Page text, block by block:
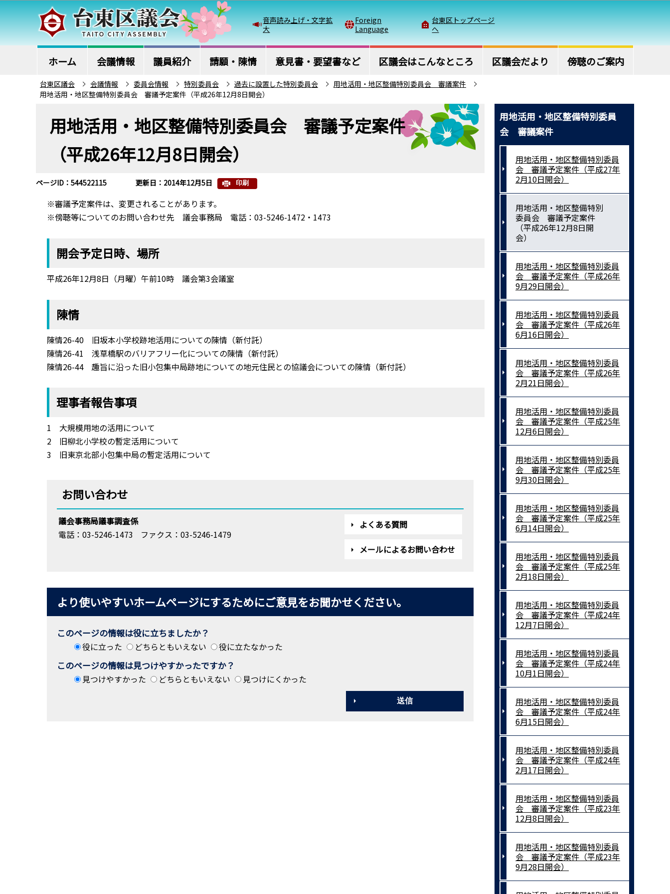
こ
の
ペ
ー
このページの本文へ移動
音声読み上げ・文字拡
大
Foreign
Language
台東区トップページ
へ
ホーム 会議情報 議員紹介 請願・陳情 意見書・要望書など 区議会はこんなところ 区議会だより 傍聴のご案内
台東区議会 会議情報 委員会情報 特別委員会 過去に設置した特別委員会
用地活用・地区整備特別委員会 審議案件
用地活用・地区整備特別委員会 審議予定案件（平成26年12月8日開会）
ら
用地活用・地区整備特別委員会 審議予定案件
（平成26年12月8日開会）
ページID：544522115 更新日：2014年12月5日 印刷
※審議予定案件は、変更されることがあります。
※傍聴等についてのお問い合わせ先 議会事務局 電話：03-5246-1472・1473
開会予定日時、場所
平成26年12月8日（月曜）午前10時 議会第3会議室
陳情
陳情26-40 旧坂本小学校跡地活用についての陳情（新付託）
陳情26-41 浅草橋駅のバリアフリー化についての陳情（新付託）
陳情26-44 趣旨に沿った旧小包集中局跡地についての地元住民との協議会についての陳情（新付託）
理事者報告事項
1 大規模用地の活用について
2 旧柳北小学校の暫定活用について
3 旧東京北部小包集中局の暫定活用について
お問い合わせ
議会事務局議事調査係
電話：03-5246-1473
ファクス：03-5246-1479
よくある質問
メールによるお問い合わせ
より使いやすいホームページにするためにご意見をお聞かせください。
このページの情報は役に立ちましたか？
役に立った どちらともいえない 役に立たなかった
このページの情報は見つけやすかったですか？
見つけやすかった どちらともいえない 見つけにくかった
用地活用・地区整備特別委員
会 審議案件
用地活用・地区整備特別委員
会 審議予定案件（平成27年
2月10日開会）
用地活用・地区整備特別
委員会 審議予定案件
（平成26年12月8日開
会）
用地活用・地区整備特別委員
会 審議予定案件（平成26年
9月29日開会）
用地活用・地区整備特別委員
会 審議予定案件（平成26年
6月16日開会）
用地活用・地区整備特別委員
会 審議予定案件（平成26年
2月21日開会）
用地活用・地区整備特別委員
会 審議予定案件（平成25年
12月6日開会）
用地活用・地区整備特別委員
会 審議予定案件（平成25年
9月30日開会）
用地活用・地区整備特別委員
会 審議予定案件（平成25年
6月14日開会）
用地活用・地区整備特別委員
会 審議予定案件（平成25年
2月18日開会）
用地活用・地区整備特別委員
会 審議予定案件（平成24年
12月7日開会）
用地活用・地区整備特別委員
会 審議予定案件（平成24年
10月1日開会）
用地活用・地区整備特別委員
会 審議予定案件（平成24年
6月15日開会）
用地活用・地区整備特別委員
会 審議予定案件（平成24年
2月17日開会）
用地活用・地区整備特別委員
会 審議予定案件（平成23年
12月8日開会）
用地活用・地区整備特別委員
会 審議予定案件（平成23年
9月28日開会）